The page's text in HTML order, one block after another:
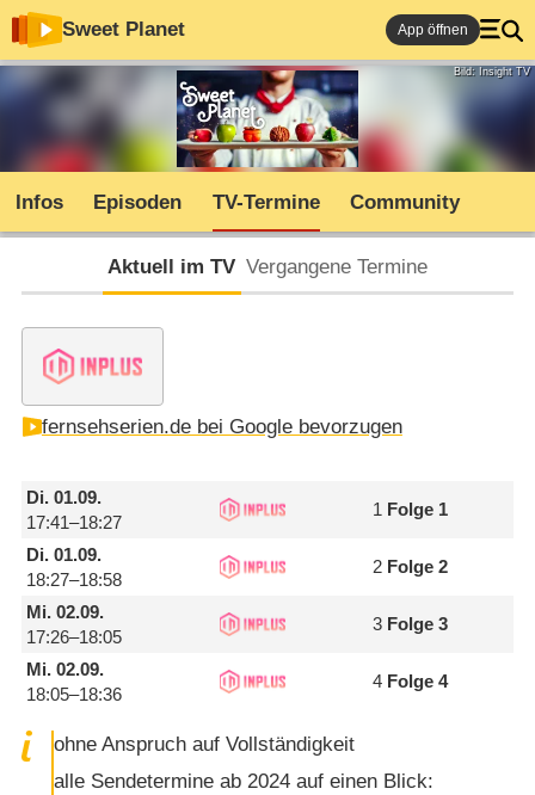
Sweet Planet App öffnen
Bild: Insight TV
Infos Episoden TV-Termine Community
Aktuell im TV Vergangene Termine
fernsehserien.de bei Google bevorzugen
Di.01.09.
17:41–18:27
1 Folge 1
Di.01.09.
18:27–18:58
2 Folge 2
Mi.02.09.
17:26–18:05
3 Folge 3
Mi.02.09.
18:05–18:36
4 Folge 4
ohne Anspruch auf Vollständigkeit
alle Sendetermine ab 2024 auf einen Blick: